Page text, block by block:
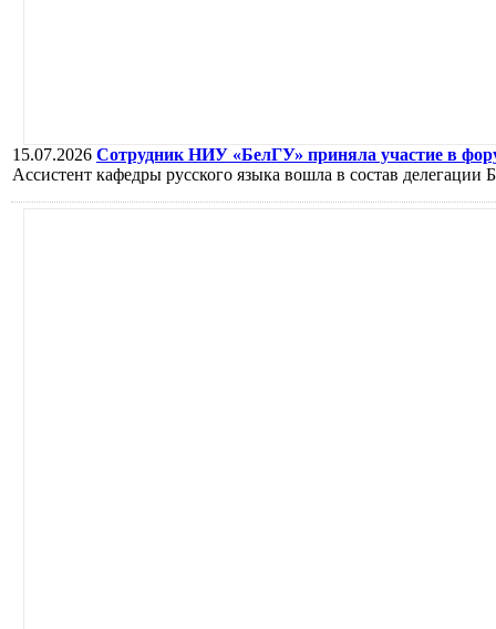
15.07.2026 Сотрудник НИУ «БелГУ» приняла участие в
Ассистент кафедры русского языка вошла в состав